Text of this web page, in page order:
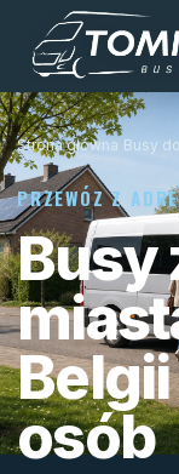
Przejdź do treści
Strona główna Busy
PRZEWÓZ Z
Busy
osób